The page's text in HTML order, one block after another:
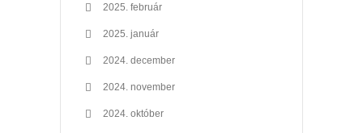
2025. február
2025. január
2024. december
2024. november
2024. október